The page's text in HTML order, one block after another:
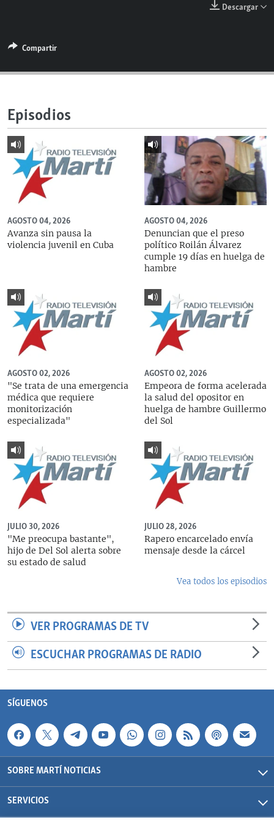
ESPECIALES
LA REALIDAD DE LA VIVIENDA EN CUBA
KENTU-CUBANO
LOS SANTOS DE HIALEAH
DESINFORMACIÓN RUSA EN AMÉRICA LATINA
LA INVASIÓN DE RUSIA A UCRANIA
MULTIMEDIA
EDITORIALES
SÍGUENOS
Descargar
Compartir
Episodios
AGOSTO 04, 2026
Avanza sin pausa la
violencia juvenil en Cuba
AGOSTO 04, 2026
Denuncian que el preso
político Roilán Álvarez
cumple 19 días en huelga de
hambre
AGOSTO 02, 2026
"Se trata de una emergencia
médica que requiere
monitorización
especializada"
AGOSTO 02, 2026
Empeora de forma acelerada
la salud del opositor en
huelga de hambre Guillermo
del Sol
JULIO 30, 2026
"Me preocupa bastante",
hijo de Del Sol alerta sobre
su estado de salud
JULIO 28, 2026
Rapero encarcelado envía
mensaje desde la cárcel
Vea todos los episodios
VER PROGRAMAS DE TV
ESCUCHAR PROGRAMAS DE RADIO
SÍGUENOS
SOBRE MARTÍ NOTICIAS
SERVICIOS